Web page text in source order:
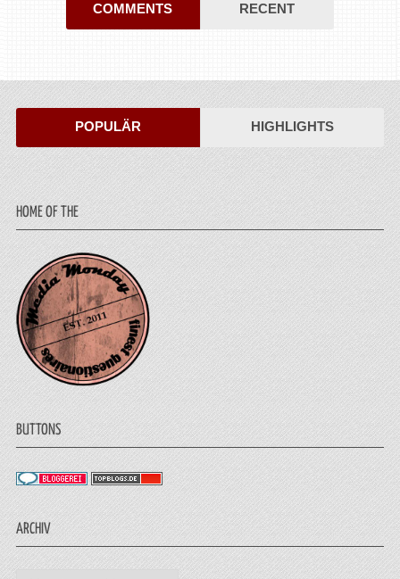
COMMENTS RECENT
POPULÄR HIGHLIGHTS
HOME OF THE
BUTTONS
ARCHIV